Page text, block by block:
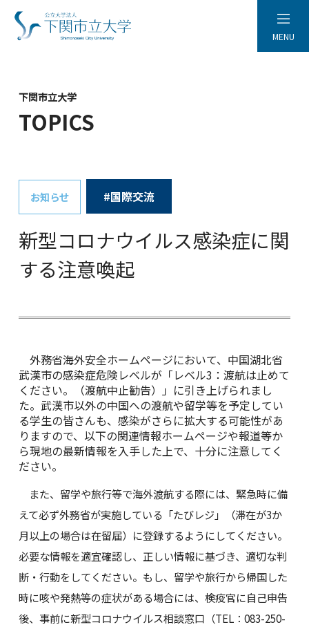
MENU
下関市立大学
TOPICS
お知らせ #国際交流
新型コロナウイルス感染症に関
する注意喚起
外務省海外安全ホームページにおいて、中国湖北省
武漢市の感染症危険レベルが「レベル3：渡航は止めて
ください。（渡航中止勧告）」に引き上げられまし
た。武漢市以外の中国への渡航や留学等を予定してい
る学生の皆さんも、感染がさらに拡大する可能性があ
りますので、以下の関連情報ホームページや報道等か
ら現地の最新情報を入手した上で、十分に注意してく
ださい。
また、留学や旅行等で海外渡航する際には、緊急時に備
えて必ず外務省が実施している「たびレジ」（滞在が3か
月以上の場合は在留届）に登録するようにしてください。
必要な情報を適宜確認し、正しい情報に基づき、適切な判
断・行動をしてください。もし、留学や旅行から帰国した
時に咳や発熱等の症状がある場合には、検疫官に自己申告
後、事前に新型コロナウイルス相談窓口（TEL：083-250-